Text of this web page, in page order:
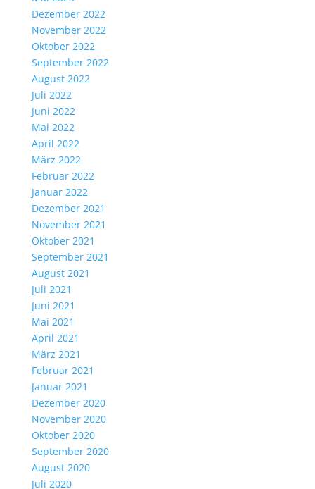
Dezember 2022
November 2022
Oktober 2022
September 2022
August 2022
Juli 2022
Juni 2022
Mai 2022
April 2022
März 2022
Februar 2022
Januar 2022
Dezember 2021
November 2021
Oktober 2021
September 2021
August 2021
Juli 2021
Juni 2021
Mai 2021
April 2021
März 2021
Februar 2021
Januar 2021
Dezember 2020
November 2020
Oktober 2020
September 2020
August 2020
Juli 2020